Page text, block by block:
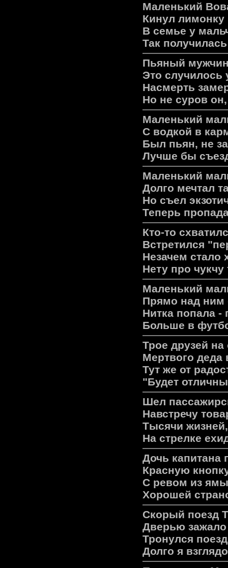
Маленький
Кинул лимонку
В семье у
Так
Пьяный
Это случилось
Насмерть
Но не суров
Маленький
С водкой в
Был пьян, не
Лучше бы
Маленький
Долго мечтал
Но съел
Теперь
Кто-то
Встретился
Незачем стало
Нету про чукчу
Маленький
Прямо над ним
Нитка попала -
Больше в
Трое друзей
Мертвого деда
Тут же от
"Будет
Шел
Hавстречу
Тысячи
Hа стрелке
Дочь капитана
Красную
С ревом из
Хорошей
Скорый поезд
Дверью
Тронулся
Долго я